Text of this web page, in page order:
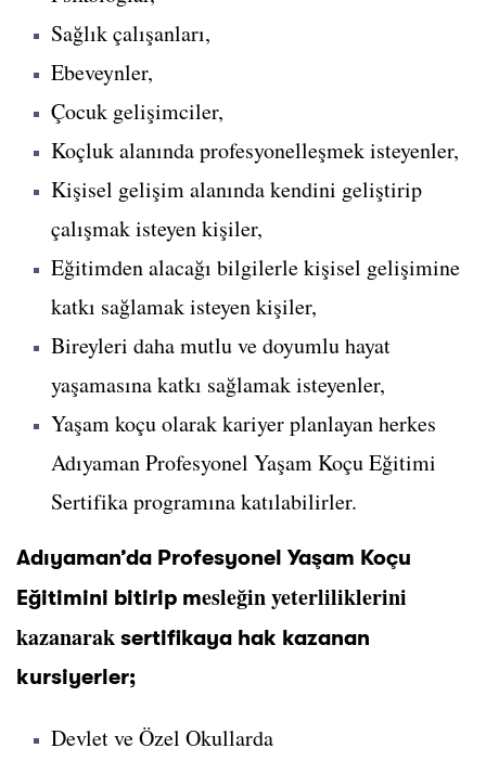
Sağlık çalışanları,
Ebeveynler,
Çocuk gelişimciler,
Koçluk alanında profesyonelleşmek isteyenler,
Kişisel gelişim alanında kendini geliştirip
çalışmak isteyen kişiler,
Eğitimden alacağı bilgilerle kişisel gelişimine
katkı sağlamak isteyen kişiler,
Bireyleri daha mutlu ve doyumlu hayat
yaşamasına katkı sağlamak isteyenler,
Yaşam koçu olarak kariyer planlayan herkes
Adıyaman Profesyonel Yaşam Koçu Eğitimi
Sertifika programına katılabilirler.
Adıyaman’da Profesyonel Yaşam Koçu
Eğitimini bitirip mesleğin yeterliliklerini
kazanarak sertifikaya hak kazanan
kursiyerler;
Devlet ve Özel Okullarda